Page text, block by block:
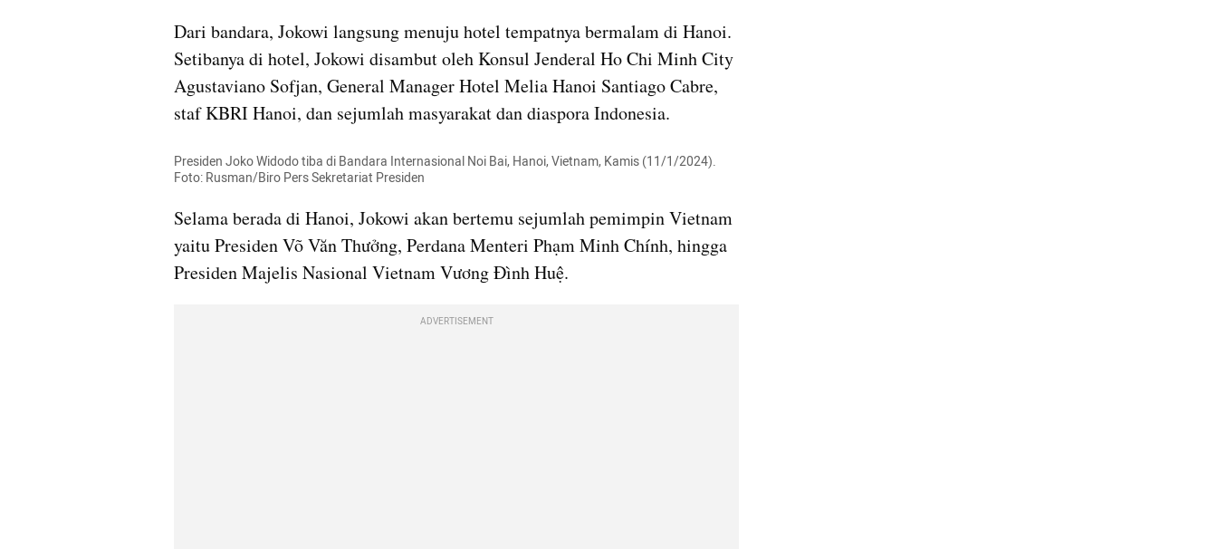
Dari bandara, Jokowi langsung menuju hotel tempatnya bermalam di Hanoi.
Setibanya di hotel, Jokowi disambut oleh Konsul Jenderal Ho Chi Minh City
Agustaviano Sofjan, General Manager Hotel Melia Hanoi Santiago Cabre,
staf KBRI Hanoi, dan sejumlah masyarakat dan diaspora Indonesia.
Presiden Joko Widodo tiba di Bandara Internasional Noi Bai, Hanoi, Vietnam, Kamis (11/1/2024).
Foto: Rusman/Biro Pers Sekretariat Presiden
Selama berada di Hanoi, Jokowi akan bertemu sejumlah pemimpin Vietnam
yaitu Presiden Võ Văn Thưởng, Perdana Menteri Phạm Minh Chính, hingga
Presiden Majelis Nasional Vietnam Vương Đình Huệ.
ADVERTISEMENT